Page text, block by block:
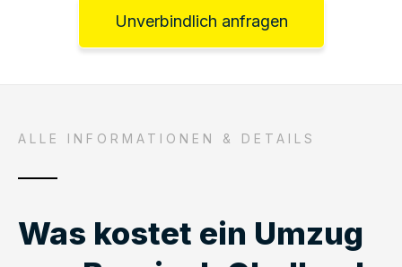
Unverbindlich anfragen
ALLE INFORMATIONEN & DETAILS
Was kostet ein Umzug